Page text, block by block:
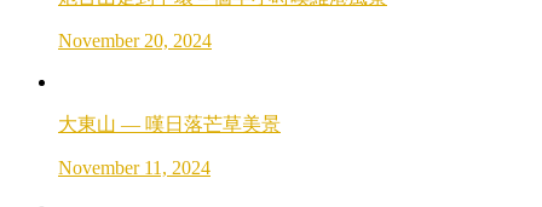
November 20, 2024
大東山 — 嘆日落芒草美景
November 11, 2024